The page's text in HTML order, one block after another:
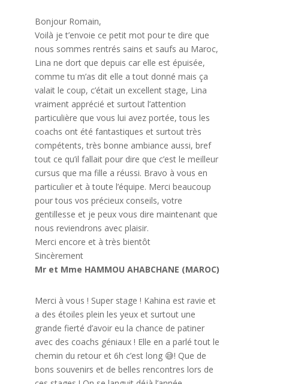
Bonjour Romain,
Voilà je t’envoie ce petit mot pour te dire que
nous sommes rentrés sains et saufs au Maroc,
Lina ne dort que depuis car elle est épuisée,
comme tu m’as dit elle a tout donné mais ça
valait le coup, c’était un excellent stage, Lina
vraiment apprécié et surtout l’attention
particulière que vous lui avez portée, tous les
coachs ont été fantastiques et surtout très
compétents, très bonne ambiance aussi, bref
tout ce qu’il fallait pour dire que c’est le meilleur
cursus que ma fille a réussi. Bravo à vous en
particulier et à toute l’équipe. Merci beaucoup
pour tous vos précieux conseils, votre
gentillesse et je peux vous dire maintenant que
nous reviendrons avec plaisir.
Merci encore et à très bientôt
Sincèrement
Mr et Mme HAMMOU AHABCHANE (MAROC)
Merci à vous ! Super stage ! Kahina est ravie et
a des étoiles plein les yeux et surtout une
grande fierté d’avoir eu la chance de patiner
avec des coachs géniaux ! Elle en a parlé tout le
chemin du retour et 6h c’est long 😅! Que de
bons souvenirs et de belles rencontres lors de